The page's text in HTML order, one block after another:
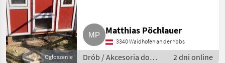
MARKETPLACE
Marketplace
Oferty
dealerów
Ogłoszenia
drobne
Ogłoszenie
Matthias Pöchlauer
3340 Waidhofen an der Ybbs
Drób / Akcesoria do
2 dni online